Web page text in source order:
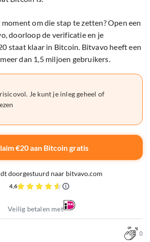
om die stap te zetten? Open een
doorloop de verificatie en je
staat klaar in Bitcoin. Bitvavo heeft een
dan 1,5 miljoen gebruikers.
Je kunt je inleg geheel of
€20 aan Bitcoin gratis
doorgestuurd naar bitvavo.com
4,6
Veilig betalen met
0